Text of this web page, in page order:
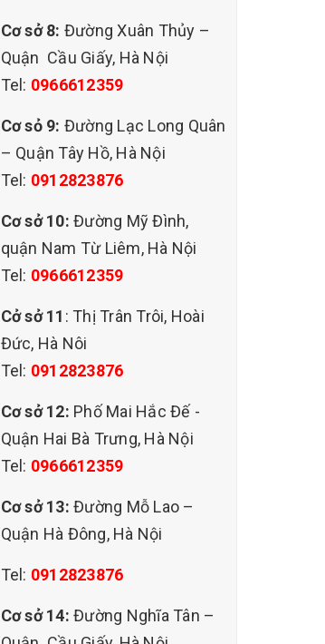
Cơ sở 8: Đường Xuân Thủy –
Quận Cầu Giấy, Hà Nội
Tel: 0966612359
Cơ sỏ 9: Đường Lạc Long Quân
– Quận Tây Hồ, Hà Nội
Tel: 0912823876
Cơ sở 10: Đường Mỹ Đình,
quận Nam Từ Liêm, Hà Nội
Tel: 0966612359
Cở sở 11 : Thị Trân Trôi, Hoài
Đức, Hà Nôi
Tel: 0912823876
Cơ sở 12: Phố Mai Hắc Đế -
Quận Hai Bà Trưng, Hà Nội
Tel: 0966612359
Cơ sở 13: Đường Mỗ Lao –
Quận Hà Đông, Hà Nội
Tel: 0912823876
Cơ sở 14: Đường Nghĩa Tân –